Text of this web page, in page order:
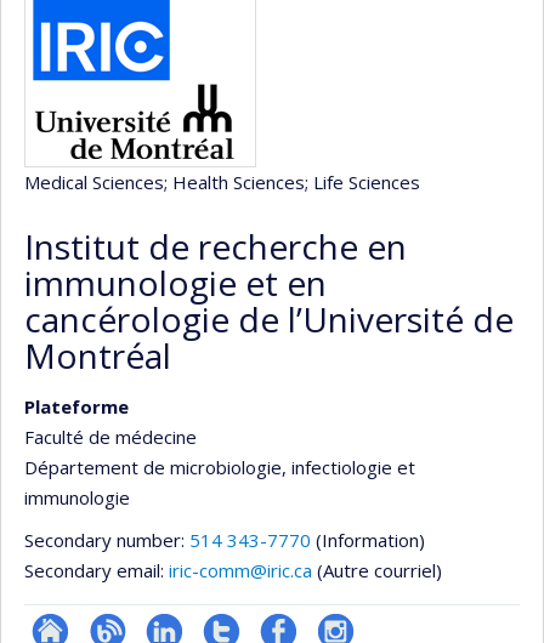
Medical Sciences; Health Sciences; Life Sciences
Institut de recherche en
immunologie et en
cancérologie de l’Université de
Montréal
Plateforme
Faculté de médecine
Département de microbiologie, infectiologie et
immunologie
Secondary number: 514 343-7770 (Information)
Secondary email: iric-comm@iric.ca (Autre courriel)